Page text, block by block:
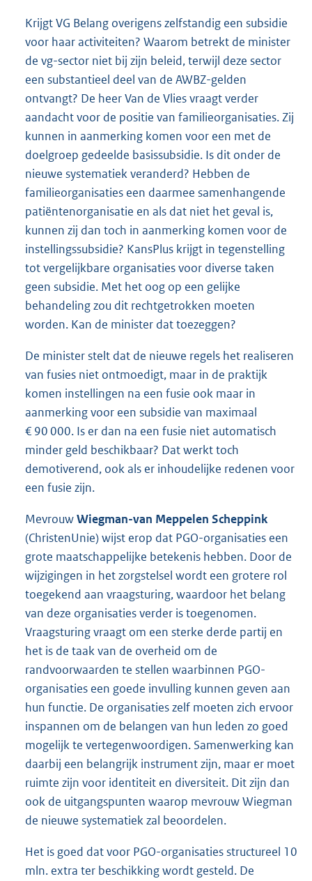
Krijgt VG Belang overigens zelfstandig een subsidie
voor haar activiteiten? Waarom betrekt de minister
de vg-sector niet bij zijn beleid, terwijl deze sector
een substantieel deel van de AWBZ-gelden
ontvangt? De heer Van de Vlies vraagt verder
aandacht voor de positie van familieorganisaties. Zij
kunnen in aanmerking komen voor een met de
doelgroep gedeelde basissubsidie. Is dit onder de
nieuwe systematiek veranderd? Hebben de
familieorganisaties een daarmee samenhangende
patiëntenorganisatie en als dat niet het geval is,
kunnen zij dan toch in aanmerking komen voor de
instellingssubsidie? KansPlus krijgt in tegenstelling
tot vergelijkbare organisaties voor diverse taken
geen subsidie. Met het oog op een gelijke
behandeling zou dit rechtgetrokken moeten
worden. Kan de minister dat toezeggen?
De minister stelt dat de nieuwe regels het realiseren
van fusies niet ontmoedigt, maar in de praktijk
komen instellingen na een fusie ook maar in
aanmerking voor een subsidie van maximaal
€ 90 000. Is er dan na een fusie niet automatisch
minder geld beschikbaar? Dat werkt toch
demotiverend, ook als er inhoudelijke redenen voor
een fusie zijn.
MevrouwWiegman-van Meppelen Scheppink
(ChristenUnie) wijst erop dat PGO-organisaties een
grote maatschappelijke betekenis hebben. Door de
wijzigingen in het zorgstelsel wordt een grotere rol
toegekend aan vraagsturing, waardoor het belang
van deze organisaties verder is toegenomen.
Vraagsturing vraagt om een sterke derde partij en
het is de taak van de overheid om de
randvoorwaarden te stellen waarbinnen PGO-
organisaties een goede invulling kunnen geven aan
hun functie. De organisaties zelf moeten zich ervoor
inspannen om de belangen van hun leden zo goed
mogelijk te vertegenwoordigen. Samenwerking kan
daarbij een belangrijk instrument zijn, maar er moet
ruimte zijn voor identiteit en diversiteit. Dit zijn dan
ook de uitgangspunten waarop mevrouw Wiegman
de nieuwe systematiek zal beoordelen.
Het is goed dat voor PGO-organisaties structureel 10
mln. extra ter beschikking wordt gesteld. De